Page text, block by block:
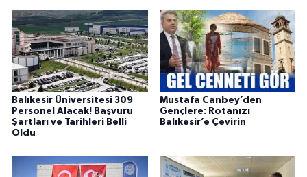
Balıkesir Üniversitesi 309
Personel Alacak! Başvuru
Şartları ve Tarihleri Belli
Oldu
Mustafa Canbey’den
Gençlere: Rotanızı
Balıkesir’e Çevirin